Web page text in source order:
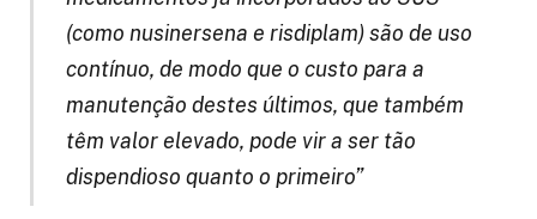
(como nusinersena e risdiplam) são de uso
contínuo, de modo que o custo para a
manutenção destes últimos, que também
têm valor elevado, pode vir a ser tão
dispendioso quanto o primeiro”